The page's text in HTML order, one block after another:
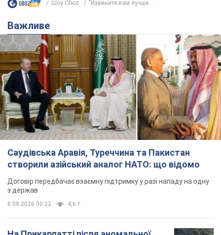
Шоу Oboz "Извините вам лучше...
Важливе
Саудівська Аравія, Туреччина та Пакистан
створили азійський аналог НАТО: що відомо
Договір передбачає взаємну підтримку у разі нападу на одну
з держав
8.08.2026 00:22 4,6 т.